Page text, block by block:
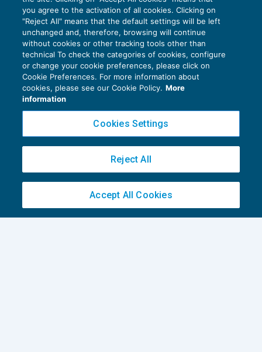
IMPOSTE SUL REDDITO03/05/2021
diFabio Garrini
you agree to the activation of all cookies. Clicking on
"Reject All" means that the default settings will be left
unchanged and, therefore, browsing will continue
without cookies or other tracking tools other than
technical To check the categories of cookies, configure
or change your cookie preferences, please click on
Cookie Preferences. For more information about
cookies, please see our Cookie Policy. More
information
Cookies Settings
Reject All
Accept All Cookies